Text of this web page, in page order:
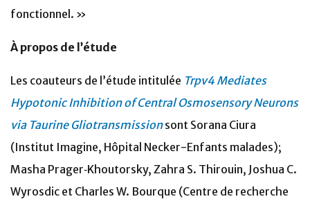
fonctionnel. »
À propos de l’étude
Les coauteurs de l’étude intitulée Trpv4 Mediates
Hypotonic Inhibition of Central Osmosensory Neurons
via Taurine Gliotransmission sont Sorana Ciura
(Institut Imagine, Hôpital Necker-Enfants malades);
Masha Prager‑Khoutorsky, Zahra S. Thirouin, Joshua C.
Wyrosdic et Charles W. Bourque (Centre de recherche